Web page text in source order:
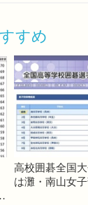
すめ
高校囲碁全国
は灘・南山女